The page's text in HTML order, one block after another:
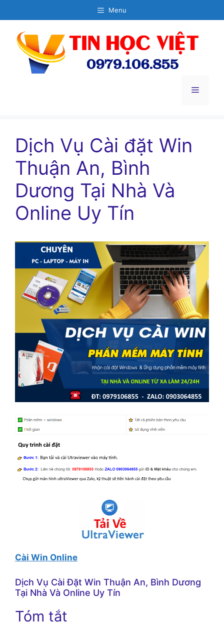
đến
dung
Menu
Menu
Dịch Vụ Cài đặt Win
Thuận An, Bình
Dương Tại Nhà Và
Online Uy Tín
Cài Win Online
Dịch Vụ Cài Đặt Win Thuận An, Bình Dương
Tại Nhà Và Online Uy Tín
Tóm tắt